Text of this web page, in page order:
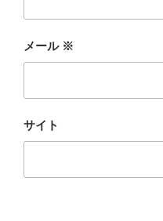
メール ※
サイト